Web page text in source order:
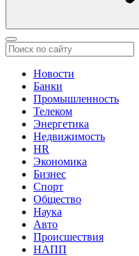
Новости
Банки
Промышленность
Телеком
Энергетика
Недвижимость
HR
Экономика
Бизнес
Спорт
Общество
Наука
Авто
Происшествия
НАПП